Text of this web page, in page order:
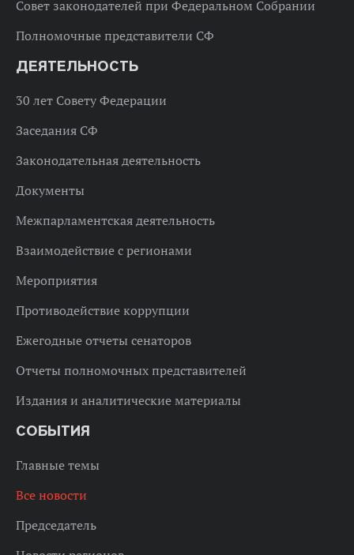
Совет законодателей при Федеральном Собрании
Полномочные представители СФ
ДЕЯТЕЛЬНОСТЬ
30 лет Совету Федерации
Заседания СФ
Законодательная деятельность
Документы
Межпарламентская деятельность
Взаимодействие с регионами
Мероприятия
Противодействие коррупции
Ежегодные отчеты сенаторов
Отчеты полномочных представителей
Издания и аналитические материалы
СОБЫТИЯ
Главные темы
Все новости
Председатель